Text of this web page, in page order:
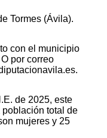
Tormes (Ávila).
con el municipio
O por correo
de 2025, este
total de
mujeres y 25